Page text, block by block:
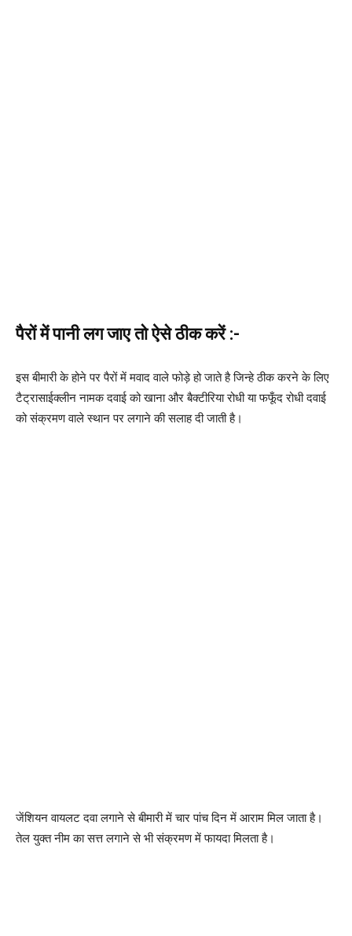
पैरों में पानी लग जाए तो ऐसे ठीक करें :-
इस बीमारी के होने पर पैरों में मवाद वाले फोड़े हो जाते है जिन्हे ठीक करने के लिए
टैट्रासाईक्लीन नामक दवाई को खाना और बैक्टीरिया रोधी या फफूँद रोधी दवाई
को संक्रमण वाले स्थान पर लगाने की सलाह दी जाती है।
जेंशियन वायलट दवा लगाने से बीमारी में चार पांच दिन में आराम मिल जाता है।
तेल युक्त नीम का सत्त लगाने से भी संक्रमण में फायदा मिलता है।